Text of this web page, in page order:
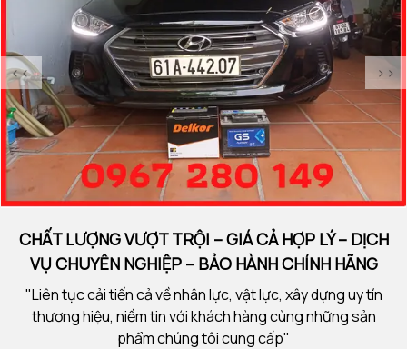
<< >>
CHẤT LƯỢNG VƯỢT TRỘI – GIÁ CẢ HỢP LÝ – DỊCH
VỤ CHUYÊN NGHIỆP – BẢO HÀNH CHÍNH HÃNG
"Liên tục cải tiến cả về nhân lực, vật lực, xây dựng uy tín
thương hiệu, niềm tin với khách hàng cùng những sản
phẩm chúng tôi cung cấp"